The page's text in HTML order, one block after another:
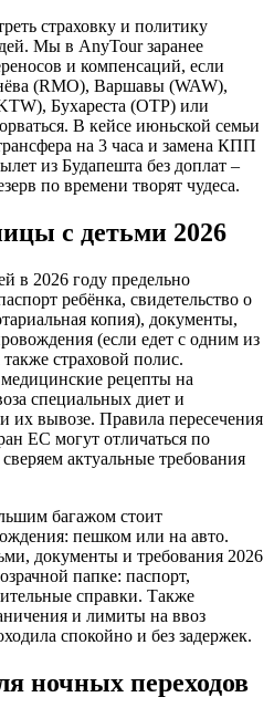
страховку и политику
Мы в AnyTour заранее
и компенсаций, если
(RMO), Варшавы (WAW),
Бухареста (OTP) или
В кейсе июньской семьи
на 3 часа и замена КПП
из Будапешта без доплат –
по времени творят чудеса.
с детьми 2026
в 2026 году предельно
ребёнка, свидетельство о
копия), документы,
(если едет с одним из
страховой полис.
рецепты на
специальных диет и
вывозе. Правила пересечения
ЕС могут отличаться по
актуальные требования
багажом стоит
пешком или на авто.
документы и требования 2026
папке: паспорт,
справки. Также
и лимиты на ввоз
спокойно и без задержек.
ночных переходов